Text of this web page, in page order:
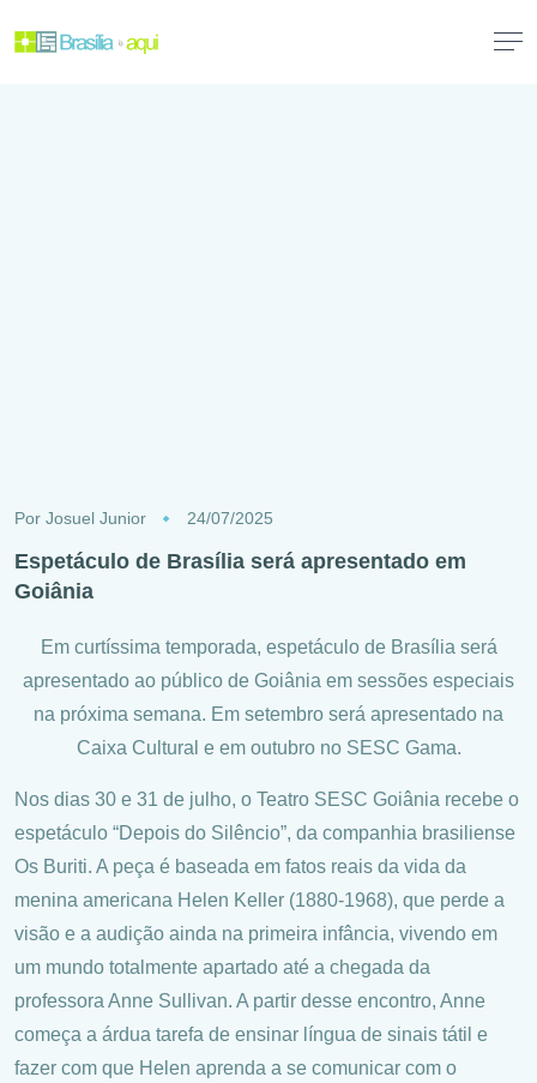
Por Josuel Junior 24/07/2025
Espetáculo de Brasília será apresentado em
Goiânia
Em curtíssima temporada, espetáculo de Brasília será
apresentado ao público de Goiânia em sessões especiais
na próxima semana. Em setembro será apresentado na
Caixa Cultural e em outubro no SESC Gama.
Nos dias 30 e 31 de julho, o Teatro SESC Goiânia recebe o
espetáculo “Depois do Silêncio”, da companhia brasiliense
Os Buriti. A peça é baseada em fatos reais da vida da
menina americana Helen Keller (1880-1968), que perde a
visão e a audição ainda na primeira infância, vivendo em
um mundo totalmente apartado até a chegada da
professora Anne Sullivan. A partir desse encontro, Anne
começa a árdua tarefa de ensinar língua de sinais tátil e
fazer com que Helen aprenda a se comunicar com o